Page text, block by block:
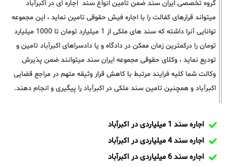
گروه تخصصی ایران سند ضمن تامین انواع سند اجاره ای در اکبرآباد
میتواند قرارهای کفالت را با اجاره فیش حقوقی تامین نماید ، این مجموعه
توانایی آنرا داشته که سند های ملکی از 1 میلیارد تومان تا 1000 میلیارد
تومان را درکمترین زمان ممکن در دادگاه و یا دادسراهای اکبرآباد تامین و
تودیع نماید ، وکلای حقوقی مجموعه ایران سند میتوانند ضمن پذیرش
وکالت شما کلیه فرایند مرتبط با کاهش قرار وثیقه متهم در مراجع قضایی
اکبرآباد و همچنین تامین سند ملکی در اکبرآباد را پیگیری و انجام دهند.
اجاره سند 1 میلیاردی در اکبرآباد
اجاره سند 4 میلیاردی در اکبرآباد
اجاره سند 6 میلیاردی در اکبرآباد